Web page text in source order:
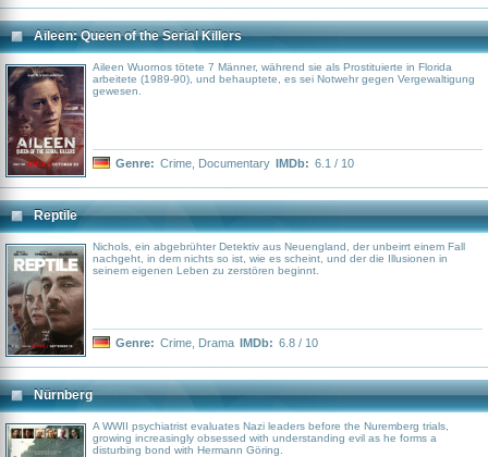
Streich der Cairnes-Brüder (100 BLOODY ACRES) und ein wahres
Meisterwerk aus blutigen Effekten, einer spannenden Story und großartigen
Twists, die dem Zuschauer das Blut in den Adern gefrieren lassen. Ein
Horrorfilm, wie man ihn sich besser nicht wünschen kann!
Aileen: Queen of the Serial Killers
Aileen Wuornos tötete 7 Männer, während sie als Prostituierte in Florida
arbeitete (1989-90), und behauptete, es sei Notwehr gegen Vergewaltigung
gewesen.
Genre: Crime Documentary IMDb: 6.1 / 10
Reptile
Nichols, ein abgebrühter Detektiv aus Neuengland, der unbeirrt einem Fall
nachgeht, in dem nichts so ist, wie es scheint, und der die Illusionen in
seinem eigenen Leben zu zerstören beginnt.
Genre: Crime Drama IMDb: 6.8 / 10
Nürnberg
A WWII psychiatrist evaluates Nazi leaders before the Nuremberg trials,
growing increasingly obsessed with understanding evil as he forms a
disturbing bond with Hermann Göring.